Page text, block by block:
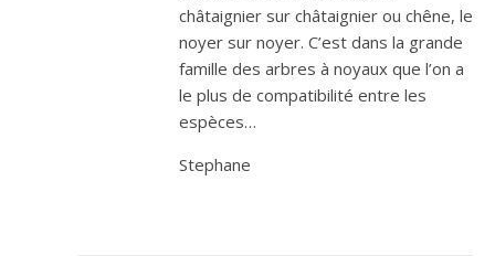
châtaignier sur châtaignier ou chêne, le
noyer sur noyer. C’est dans la grande
famille des arbres à noyaux que l’on a
le plus de compatibilité entre les
espèces…
Stephane